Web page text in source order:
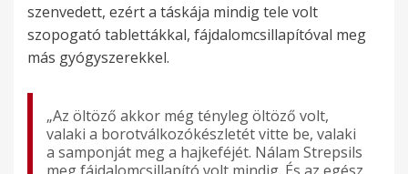
szenvedett, ezért a táskája mindig tele volt
szopogató tablettákkal, fájdalomcsillapítóval meg
más gyógyszerekkel.
„Az öltöző akkor még tényleg öltöző volt,
valaki a borotválkozókészletét vitte be, valaki
a samponját meg a hajkeféjét. Nálam Strepsils